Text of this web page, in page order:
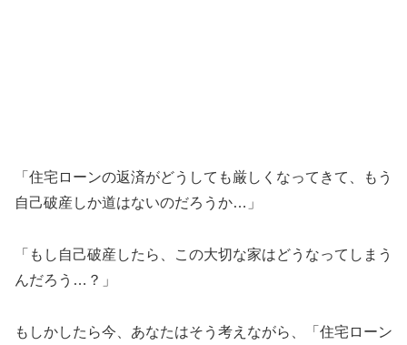
「住宅ローンの返済がどうしても厳しくなってきて、もう
自己破産しか道はないのだろうか…」
「もし自己破産したら、この大切な家はどうなってしまう
んだろう…？」
もしかしたら今、あなたはそう考えながら、「住宅ローン